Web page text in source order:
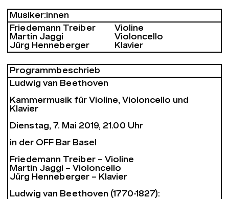
Musiker:innen
Friedemann Treiber
Violine
Martin Jaggi
Violoncello
Jürg Henneberger
Klavier
Programm­beschrieb
Ludwig van Beethoven
Kammermusik für Violine, Violoncello und
Klavier
Dienstag, 7. Mai 2019, 21.00 Uhr
in der OFF Bar Basel
Friedemann Treiber – Violine
Martin Jaggi – Violoncello
Jürg Henneberger – Klavier
Ludwig van Beethoven (1770-1827):